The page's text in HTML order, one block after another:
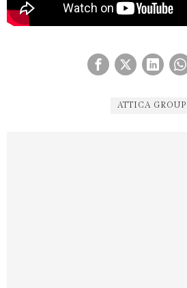
ATTICA GROUP